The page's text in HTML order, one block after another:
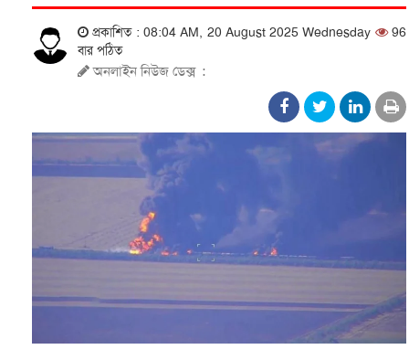
প্রকাশিত : 08:04 AM, 20 August 2025 Wednesday
96
বার পঠিত
অনলাইন নিউজ ডেক্স :